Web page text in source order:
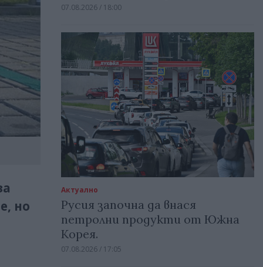
но
07.08.2026 / 18:00
Актуално
Русия започна да внася
петролни продукти от Южна
Корея.
07.08.2026 / 17:05